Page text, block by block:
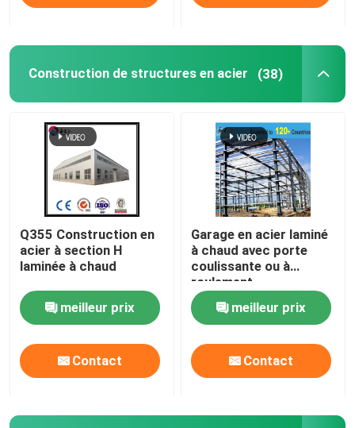
Construction de structures en acier (38)
Q355 Construction en
acier à section H
laminée à chaud
meilleur prix
Contact
Garage en acier laminé
à chaud avec porte
coulissante ou à
roulement
meilleur prix
Contact